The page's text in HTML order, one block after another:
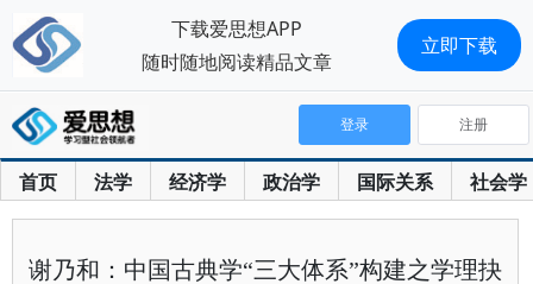
首页 法学 经济学 政治学 国际关系 社会学
登录 注册
谢乃和：中国古典学“三大体系”构建之学理抉
下载爱思想APP
随时随地阅读精品文章
立即下载